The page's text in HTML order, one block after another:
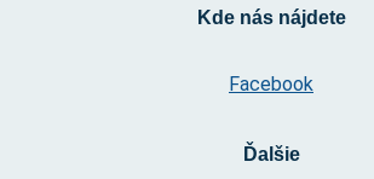
Kde nás nájdete
Facebook
Ďalšie